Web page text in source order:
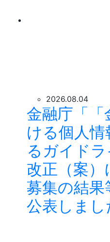
2026.08.04
金融庁「「
ける個人
るガイド
改正（案）
募集の結果
公表しまし